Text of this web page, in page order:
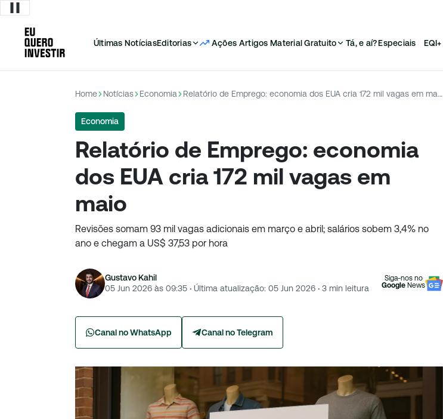
Últimas NotíciasEditorias Ações Artigos Material Gratuito Tá, e aí?Especiais EQI+
Home Notícias Economia Relatório de Emprego: economia dos EUA cria 172 mil vagas em maio
Economia
Relatório de Emprego: economia
dos EUA cria 172 mil vagas em
maio
Revisões somam 93 mil vagas adicionais em março e abril; salários sobem 3,4% no
ano e chegam a US$ 37,53 por hora
Gustavo Kahil
05 Jun 2026 às 09:35 · Última atualização: 05 Jun 2026 · 3 min leitura
Siga-nos no
Google News
Canal no WhatsApp Canal no Telegram